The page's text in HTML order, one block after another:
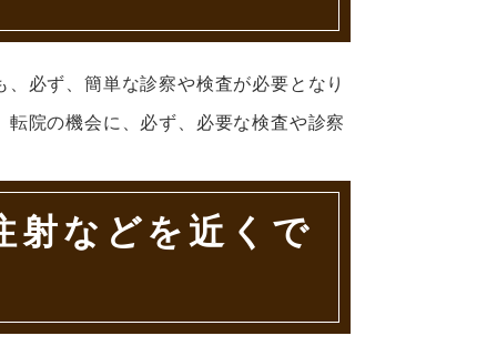
必ず、簡単な診察や検査が必要となり
院の機会に、必ず、必要な検査や診察
射などを近くで